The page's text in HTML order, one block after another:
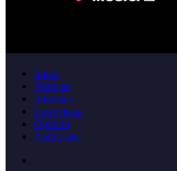
Inicio
Noticias
Informes
Entrevistas
Opinión
Anúnciate